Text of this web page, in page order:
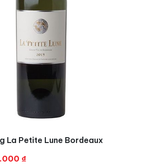
La Petite Lune Bordeaux
₫Giá